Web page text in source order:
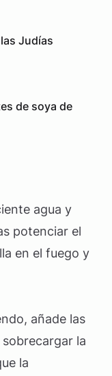
Judías
de soya de
agua y
potenciar el
en el fuego y
añade las
la
la